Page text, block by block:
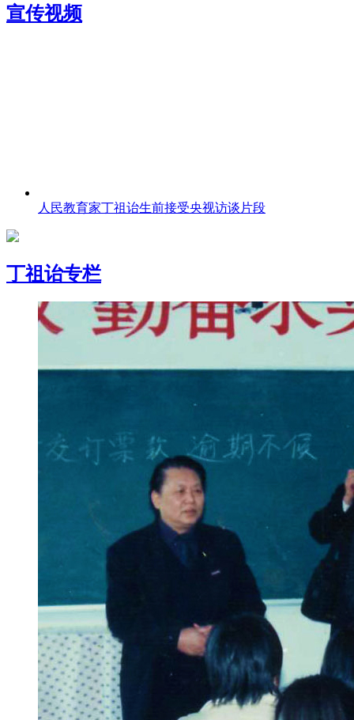
宣传视频
人民教育家丁祖诒生前接受央视访谈片段
丁祖诒专栏